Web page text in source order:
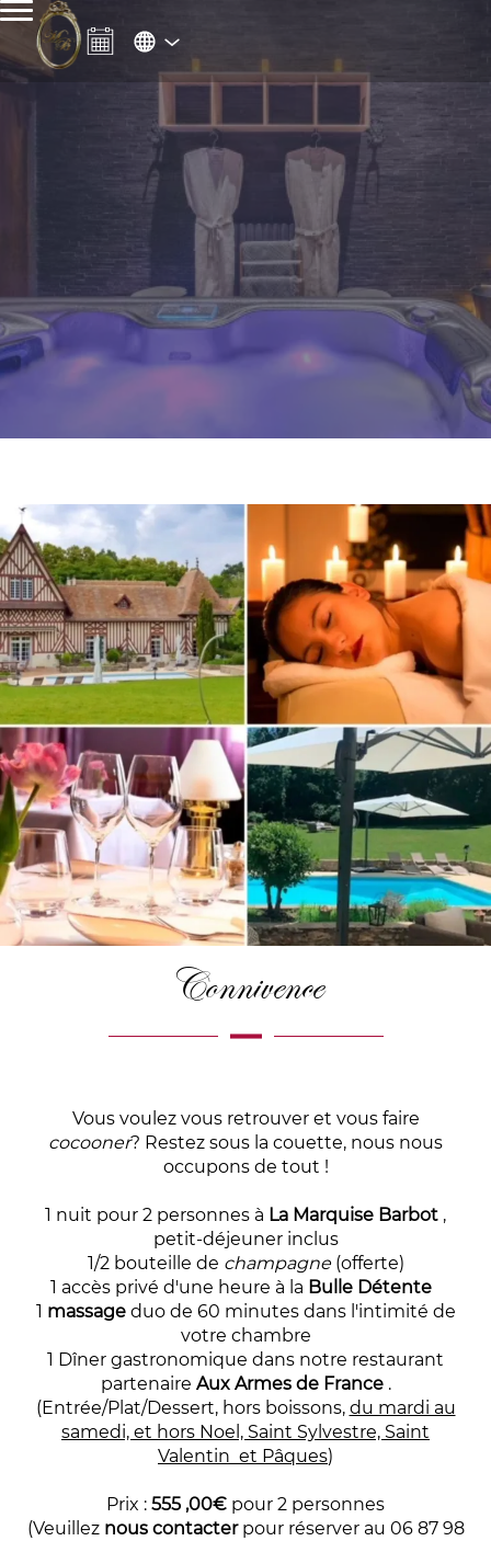
Connivence
Vous voulez vous retrouver et vous faire
cocooner? Restez sous la couette, nous nous
occupons de tout !
1 nuit pour 2 personnes à La Marquise Barbot ,
petit-déjeuner inclus
1/2 bouteille de champagne(offerte)
1 accès privé d'une heure à la Bulle Détente
1 massageduo de 60 minutes dans l'intimité de
votre chambre
1 Dîner gastronomique dans notre restaurant
partenaire Aux Armes de France.
(Entrée/Plat/Dessert, hors boissons, du mardi au
samedi, et hors Noel, Saint Sylvestre, Saint
Valentin et Pâques)
Prix : 555 ,00€ pour 2 personnes
(Veuillez nous contacterpour réserver au 06 87 98